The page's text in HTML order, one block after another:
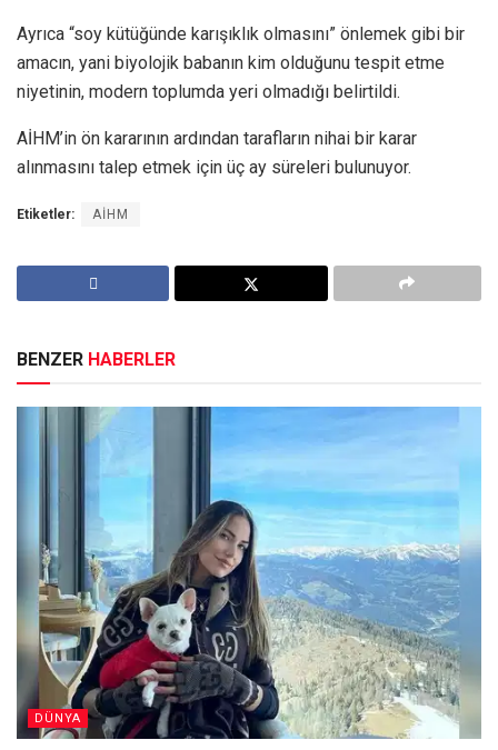
Ayrıca “soy kütüğünde karışıklık olmasını” önlemek gibi bir
amacın, yani biyolojik babanın kim olduğunu tespit etme
niyetinin, modern toplumda yeri olmadığı belirtildi.
AİHM’in ön kararının ardından tarafların nihai bir karar
alınmasını talep etmek için üç ay süreleri bulunuyor.
Etiketler: AİHM
BENZER HABERLER
DÜNYA